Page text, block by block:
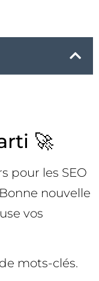
🚀
pour les SEO
nouvelle
vos
mots-clés.